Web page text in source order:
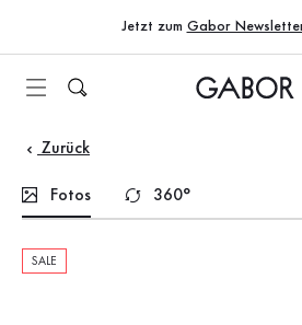
Zum Inhaltsverzeichnis
Zur Hauptnavigation
Jetzt zum Gabor
Zurück
Fotos 360°
SALE